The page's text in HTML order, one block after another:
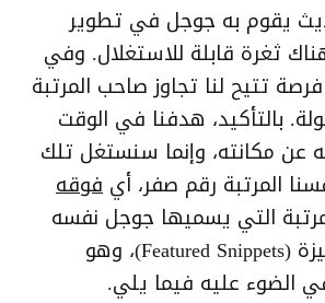
يقوم به جوجل في تطوير
ثغرة قابلة للاستغلال. وفي
تتيح لنا تجاوز صاحب المرتبة
بالتأكيد، هدفنا في الوقت
عن مكانته، وإنما سنستغل تلك
المرتبة رقم صفر، أي فوقه
التي يسميها جوجل نفسه
بالمقتطفات المميزة (Featured Snippets)، وهو
الضوء عليه فيما يلي.